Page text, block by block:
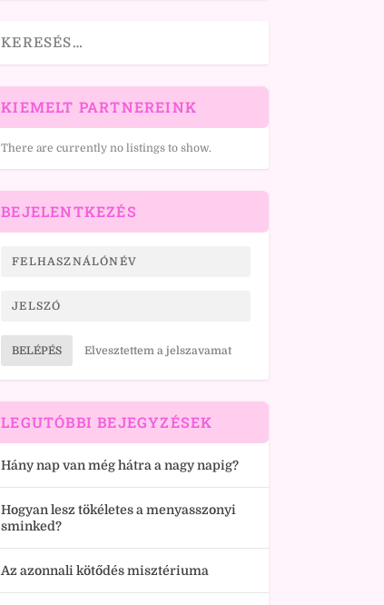
KIEMELT PARTNEREINK
There are currently no listings to show.
BEJELENTKEZÉS
BELÉPÉS Elvesztettem a jelszavamat
LEGUTÓBBI BEJEGYZÉSEK
Hány nap van még hátra a nagy napig?
Hogyan lesz tökéletes a menyasszonyi
sminked?
Az azonnali kötődés misztériuma